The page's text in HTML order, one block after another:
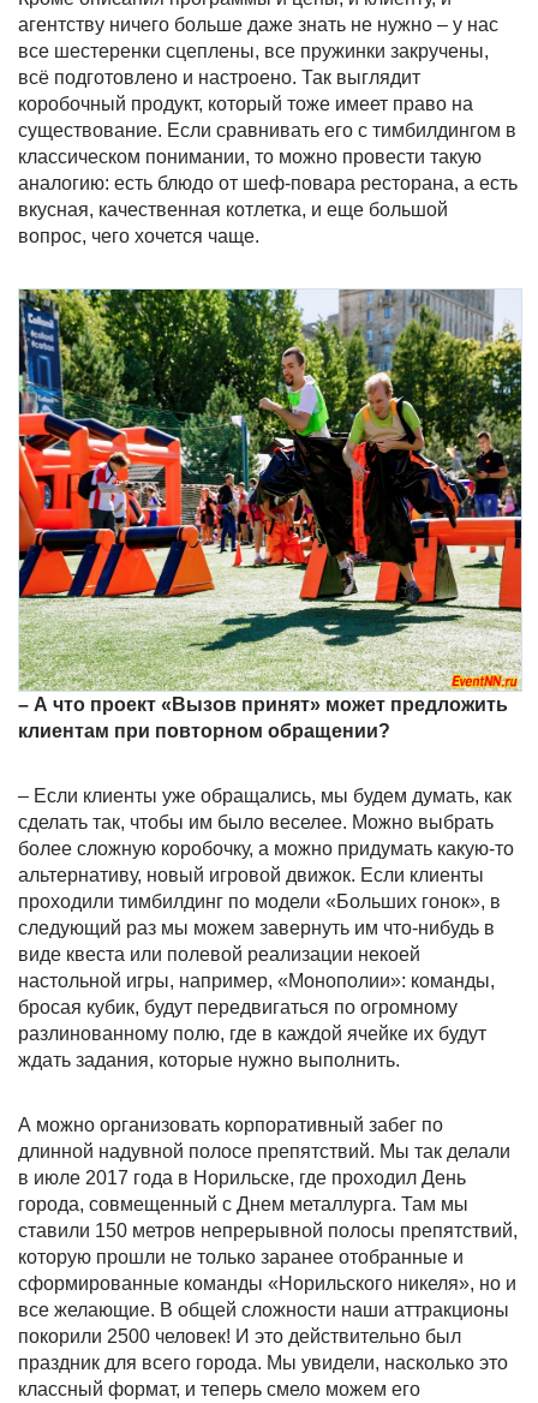
агентству ничего больше даже знать не нужно – у нас
все шестеренки сцеплены, все пружинки закручены,
всё подготовлено и настроено. Так выглядит
коробочный продукт, который тоже имеет право на
существование. Если сравнивать его с тимбилдингом в
классическом понимании, то можно провести такую
аналогию: есть блюдо от шеф-повара ресторана, а есть
вкусная, качественная котлетка, и еще большой
вопрос, чего хочется чаще.
– А что проект «Вызов принят» может предложить
клиентам при повторном обращении?
– Если клиенты уже обращались, мы будем думать, как
сделать так, чтобы им было веселее. Можно выбрать
более сложную коробочку, а можно придумать какую-то
альтернативу, новый игровой движок. Если клиенты
проходили тимбилдинг по модели «Больших гонок», в
следующий раз мы можем завернуть им что-нибудь в
виде квеста или полевой реализации некоей
настольной игры, например, «Монополии»: команды,
бросая кубик, будут передвигаться по огромному
разлинованному полю, где в каждой ячейке их будут
ждать задания, которые нужно выполнить.
А можно организовать корпоративный забег по
длинной надувной полосе препятствий. Мы так делали
в июле 2017 года в Норильске, где проходил День
города, совмещенный с Днем металлурга. Там мы
ставили 150 метров непрерывной полосы препятствий,
которую прошли не только заранее отобранные и
сформированные команды «Норильского никеля», но и
все желающие. В общей сложности наши аттракционы
покорили 2500 человек! И это действительно был
праздник для всего города. Мы увидели, насколько это
классный формат, и теперь смело можем его